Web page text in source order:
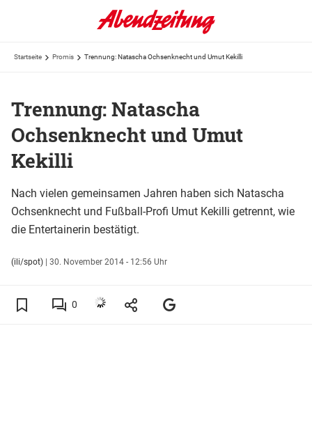
Startseite Promis Trennung: Natascha Ochsenknecht und Umut Kekilli
Trennung: Natascha
Ochsenknecht und Umut
Kekilli
Nach vielen gemeinsamen Jahren haben sich Natascha
Ochsenknecht und Fußball-Profi Umut Kekilli getrennt, wie
die Entertainerin bestätigt.
(ili/spot) | 30. November 2014 - 12:56 Uhr
0